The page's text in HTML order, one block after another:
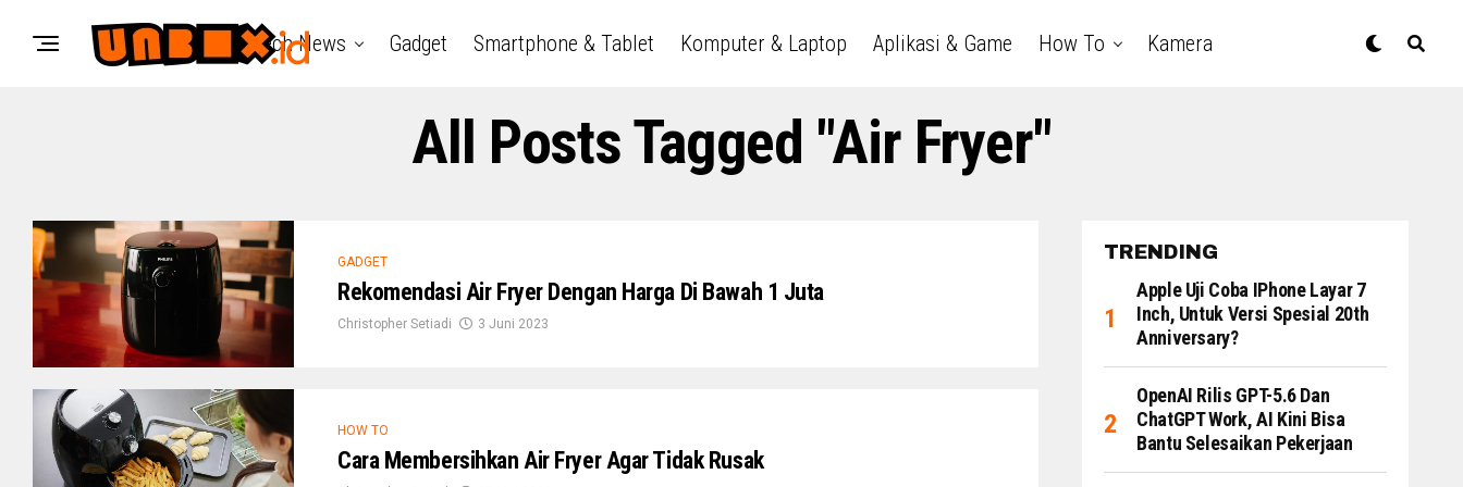
Tech News Gadget Smartphone & Tablet Komputer & Laptop Aplikasi & Game How To Kamera
All Posts Tagged "Air Fryer"
GADGET
Rekomendasi Air Fryer Dengan Harga Di Bawah 1 Juta
Christopher Setiadi 3 Juni 2023
HOW TO
Cara Membersihkan Air Fryer Agar Tidak Rusak
TRENDING
Apple Uji Coba IPhone Layar 7
Inch, Untuk Versi Spesial 20th
Anniversary?
OpenAI Rilis GPT-5.6 Dan
ChatGPT Work, AI Kini Bisa
Bantu Selesaikan Pekerjaan